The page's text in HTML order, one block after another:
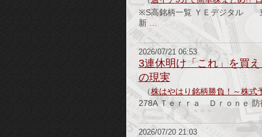
※S高銘柄一覧 ＹＥデジタ
新 …
2026/07/21 06:53
3連休明け「これ」を買
の現実
（株はやはり銘柄勝負！～株式
278A Ｔｅｒｒａ Ｄｒｏｎｅ
2026/07/20 21:03